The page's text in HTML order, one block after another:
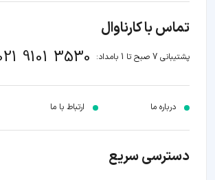
تماس با کارناوال
پشتیبانی 7 صبح تا 1 بامداد: 9101 3530
درباره ما ارتباط با ما
دسترسی سریع